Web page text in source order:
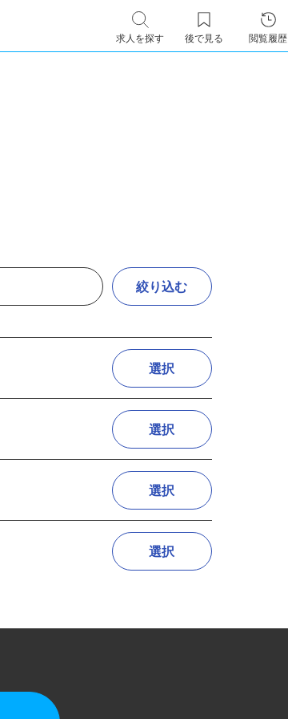
求人を探す 後で見る 閲覧履歴
絞り込む
選択
選択
選択
選択